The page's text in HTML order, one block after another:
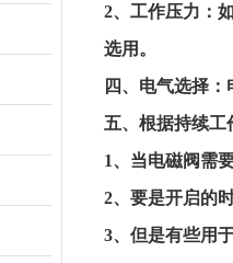
2、工作压力：
选用。
四、电气选择
五、根据持续工
1、当电磁阀需
2、要是开启的
3、但是有些用